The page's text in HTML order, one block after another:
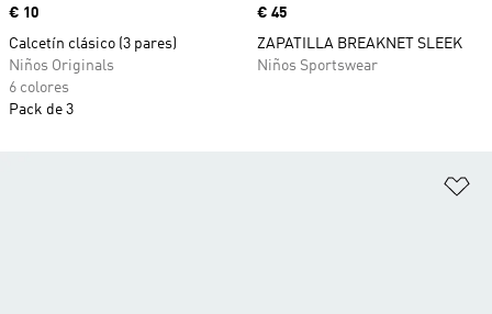
Precio
€ 10
Calcetín clásico (3 pares)
Niños Originals
6 colores
Pack de 3
Precio
€ 45
ZAPATILLA BREAKNET SLEEK
Niños Sportswear